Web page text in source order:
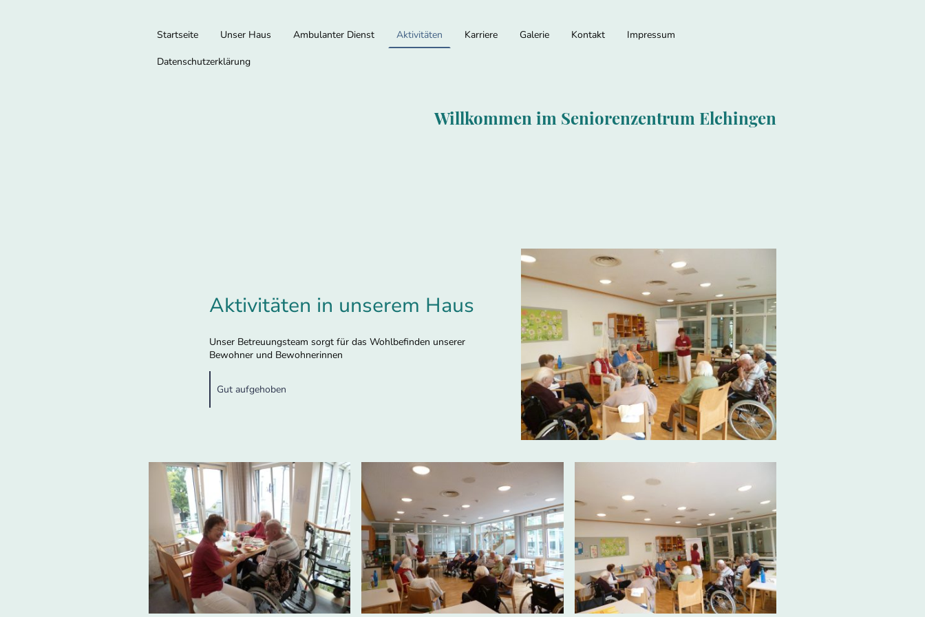
Startseite Unser Haus Ambulanter Dienst Aktivitäten Karriere Galerie Kontakt Impressum
Datenschutzerklärung
Willkommen im Seniorenzentrum Elchingen
Aktivitäten in unserem Haus
Unser Betreuungsteam sorgt für das Wohlbefinden unserer
Bewohner und Bewohnerinnen
Gut aufgehoben